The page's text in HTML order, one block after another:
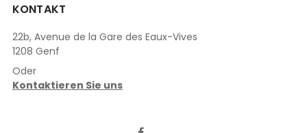
KONTAKT
22b, Avenue de la Gare des Eaux-Vives
1208 Genf
Oder
Kontaktieren Sie uns